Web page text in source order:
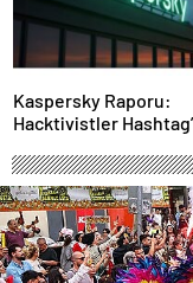
Kaspersky Raporu:
Hacktivistler
Kullanıyor, 2025’te
Saldırılarda DDoS Öne
Çıkıyor- Haber Şafak